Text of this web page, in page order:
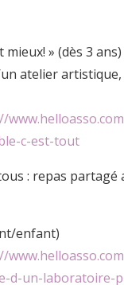
mieux! » (dès 3 ans)
atelier artistique,
c-est-tout
: repas
enfant)
d-un-laboratoire-